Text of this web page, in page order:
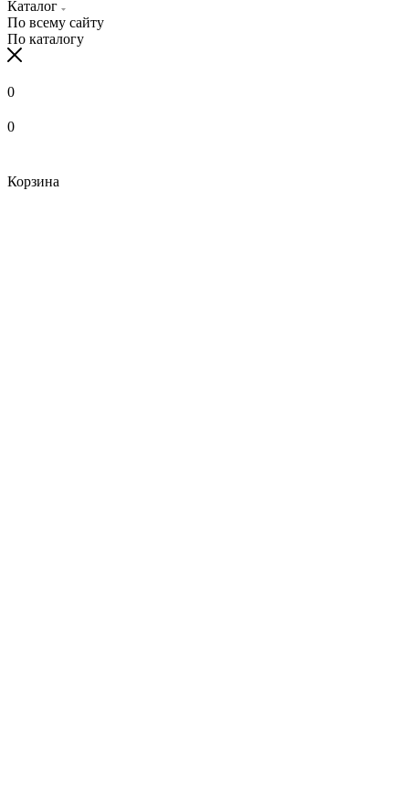
Каталог
По всему сайту
По каталогу
0
0
Корзина